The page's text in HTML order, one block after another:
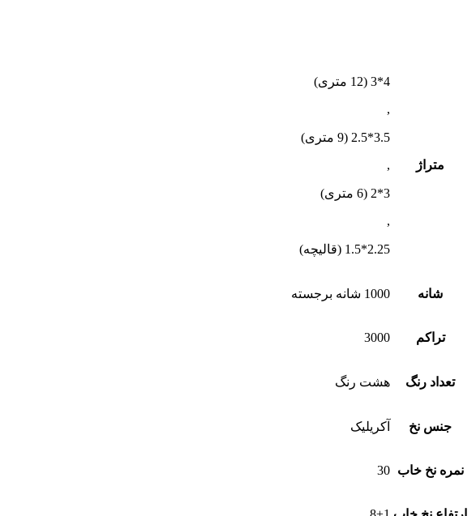
متراژ
4*3 (12 متری)
,
3.5*2.5 (9 متری)
,
3*2 (6 متری)
,
2.25*1.5 (قالیچه)
شانه 1000 شانه برجسته
تراکم 3000
تعداد رنگ هشت رنگ
جنس نخ آکریلیک
نمره نخ خاب 30